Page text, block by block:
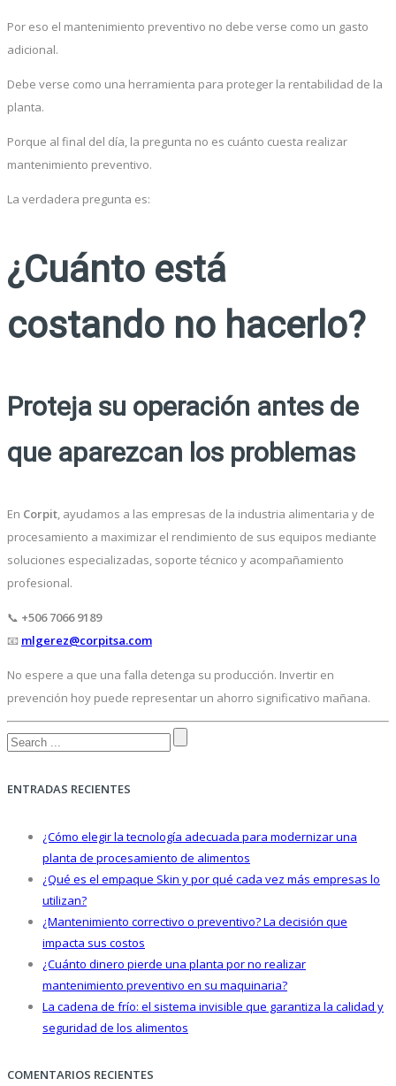
Por eso el mantenimiento preventivo no debe verse como un gasto
adicional.
Debe verse como una herramienta para proteger la rentabilidad de la
planta.
Porque al final del día, la pregunta no es cuánto cuesta realizar
mantenimiento preventivo.
La verdadera pregunta es:
¿Cuánto está
costando no hacerlo?
Proteja su operación antes de
que aparezcan los problemas
En Corpit, ayudamos a las empresas de la industria alimentaria y de
procesamiento a maximizar el rendimiento de sus equipos mediante
soluciones especializadas, soporte técnico y acompañamiento
profesional.
📞 +506 7066 9189
📧 mlgerez@corpitsa.com
No espere a que una falla detenga su producción. Invertir en
prevención hoy puede representar un ahorro significativo mañana.
ENTRADAS RECIENTES
¿Cómo elegir la tecnología adecuada para modernizar una
planta de procesamiento de alimentos
¿Qué es el empaque Skin y por qué cada vez más empresas lo
utilizan?
¿Mantenimiento correctivo o preventivo? La decisión que
impacta sus costos
¿Cuánto dinero pierde una planta por no realizar
mantenimiento preventivo en su maquinaria?
La cadena de frío: el sistema invisible que garantiza la calidad y
seguridad de los alimentos
COMENTARIOS RECIENTES